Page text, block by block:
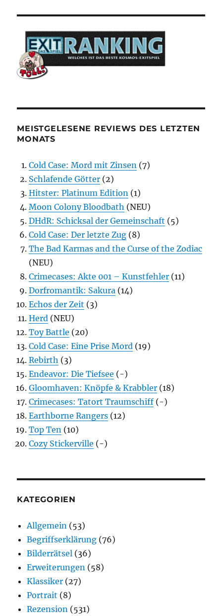
MEISTGELESENE REVIEWS DES LETZTEN
MONATS
Cold Case: Mord mit Zinsen (7)
Schlafende Götter (2)
Hitster: Platinum Edition (1)
Moon Colony Bloodbath (NEU)
DHdR: Schicksal der Gemeinschaft (5)
Cold Case: Der letzte Zug (8)
The Bad Karmas and the Curse of the Zodiac
(NEU)
Crimecases: Akte 001 – Kunstfehler (11)
Dorfromantik: Sakura (14)
Echos der Zeit (3)
Herd (NEU)
Toy Battle (20)
Cold Case: Eine Prise Mord (19)
Rebirth (3)
Endeavor: Die Tiefsee (-)
Gloomhaven: Knöpfe & Krabbler (18)
Crimecases: Tatort Traumschiff (-)
Earthborne Rangers (12)
Top Ten (10)
Cozy Stickerville (-)
KATEGORIEN
Allgemein (53)
Begriffserklärung (76)
Bilderrätsel (36)
Erweiterungen (58)
Klassiker (27)
Portrait (8)
Rezension (531)